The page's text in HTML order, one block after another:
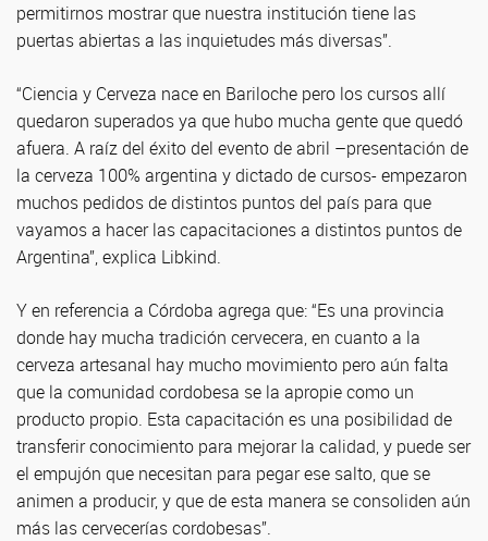
permitirnos mostrar que nuestra institución tiene las
puertas abiertas a las inquietudes más diversas”.
“Ciencia y Cerveza nace en Bariloche pero los cursos allí
quedaron superados ya que hubo mucha gente que quedó
afuera. A raíz del éxito del evento de abril –presentación de
la cerveza 100% argentina y dictado de cursos- empezaron
muchos pedidos de distintos puntos del país para que
vayamos a hacer las capacitaciones a distintos puntos de
Argentina”, explica Libkind.
Y en referencia a Córdoba agrega que: “Es una provincia
donde hay mucha tradición cervecera, en cuanto a la
cerveza artesanal hay mucho movimiento pero aún falta
que la comunidad cordobesa se la apropie como un
producto propio. Esta capacitación es una posibilidad de
transferir conocimiento para mejorar la calidad, y puede ser
el empujón que necesitan para pegar ese salto, que se
animen a producir, y que de esta manera se consoliden aún
más las cervecerías cordobesas”.